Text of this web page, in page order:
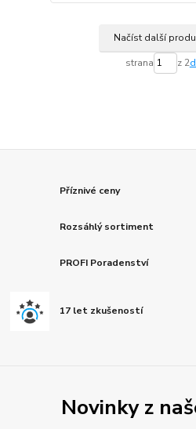
Načíst další
strana z 2
Příznivé ceny
Rozsáhlý sortiment
PROFI Poradenství
17 let zkušeností
Novinky z